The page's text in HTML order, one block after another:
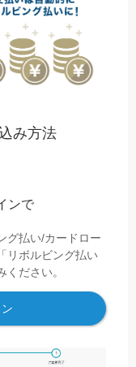
み方法
ンで
グ払い/カードロー
リボルビング払い
ださい。